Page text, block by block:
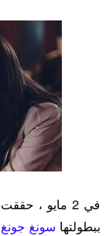
في 2 مايو ،
ببطولتها سونغ